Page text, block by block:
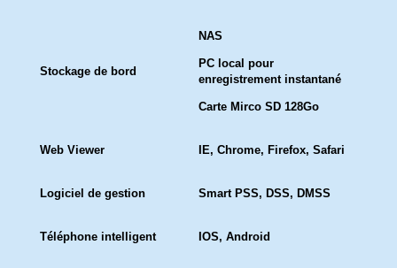
Stockage de bord
NAS
PC local pour
enregistrement instantané
Carte Mirco SD 128Go
Web Viewer IE, Chrome, Firefox, Safari
Logiciel de gestion Smart PSS, DSS, DMSS
Téléphone intelligent IOS, Android